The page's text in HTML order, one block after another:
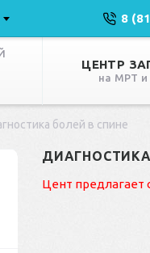
8
ЦЕНТР
на МРТ и
болей в спине
Цент предлагает